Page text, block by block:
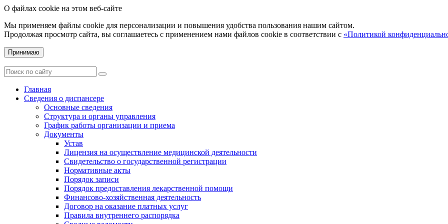
О файлах cookie на этом веб-сайте
Мы применяем файлы cookie для персонализации и повышения удобства пользования нашим сайтом.
Продолжая просмотр сайта, вы соглашаетесь с применением нами файлов cookie в соответствии с «Политикой
Принимаю
Главная
Сведения о диспансере
Основные сведения
Структура и органы управления
График работы организации и приема
Документы
Устав
Лицензия на осуществление медицинской деятельности
Свидетельство о государственной регистрации
Нормативные акты
Порядок записи
Порядок предоставления лекарственной помощи
Финансово-хозяйственная деятельность
Договор на оказание платных услуг
Правила внутреннего распорядка